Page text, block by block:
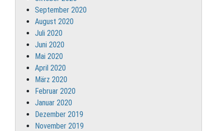
September 2020
August 2020
Juli 2020
Juni 2020
Mai 2020
April 2020
März 2020
Februar 2020
Januar 2020
Dezember 2019
November 2019